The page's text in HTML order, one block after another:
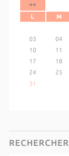
<<
L
M
03
04
10
11
17
18
24
25
31